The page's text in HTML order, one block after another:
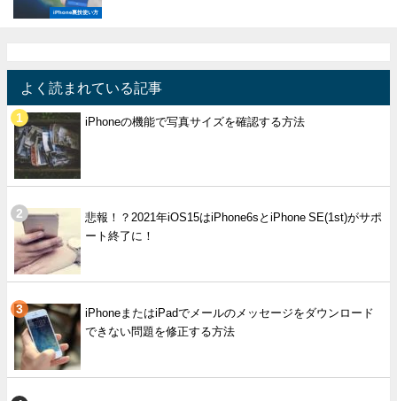
iPhone裏技使い方
よく読まれている記事
iPhoneの機能で写真サイズを確認する方法
悲報！？2021年iOS15はiPhone6sとiPhone SE(1st)がサポ
ート終了に！
iPhoneまたはiPadでメールのメッセージをダウンロード
できない問題を修正する方法